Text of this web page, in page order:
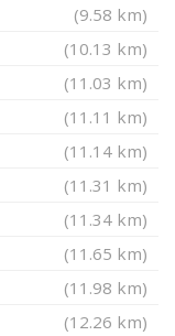
(9.58 km)
(10.13 km)
(11.03 km)
(11.11 km)
(11.14 km)
(11.31 km)
(11.34 km)
(11.65 km)
(11.98 km)
(12.26 km)